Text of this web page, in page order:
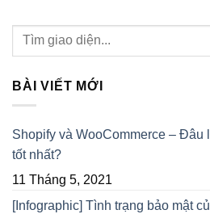
BÀI VIẾT MỚI
Shopify và WooCommerce – Đâu
tốt nhất?
11 Tháng 5, 2021
[Infographic] Tình trạng bảo mật